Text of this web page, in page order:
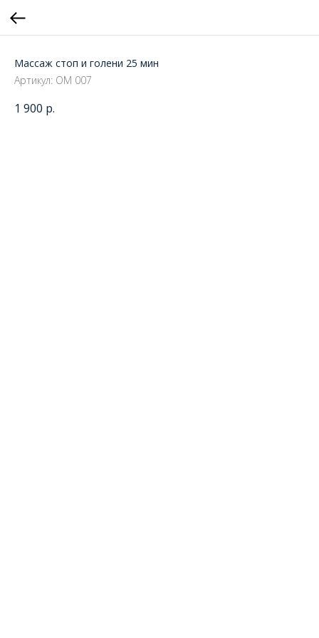
Массаж стоп и голени 25 мин
Артикул: ОМ 007
1 900 р.